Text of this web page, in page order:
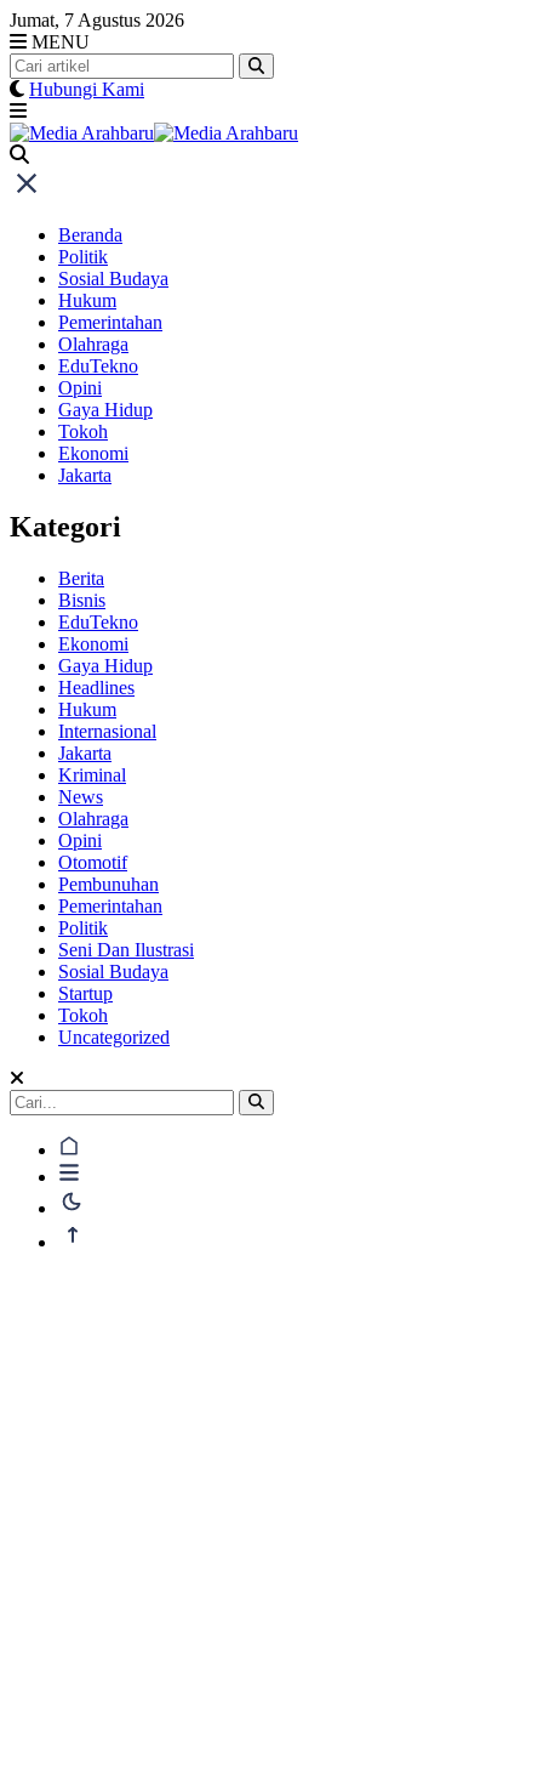
Skip
to
content
Jumat, 7 Agustus 2026
MENU
Hubungi Kami
Beranda
Politik
Sosial Budaya
Hukum
Pemerintahan
Olahraga
EduTekno
Opini
Gaya Hidup
Tokoh
Ekonomi
Jakarta
Kategori
Berita
Bisnis
EduTekno
Ekonomi
Gaya Hidup
Headlines
Hukum
Internasional
Jakarta
Kriminal
News
Olahraga
Opini
Otomotif
Pembunuhan
Pemerintahan
Politik
Seni Dan Ilustrasi
Sosial Budaya
Startup
Tokoh
Uncategorized